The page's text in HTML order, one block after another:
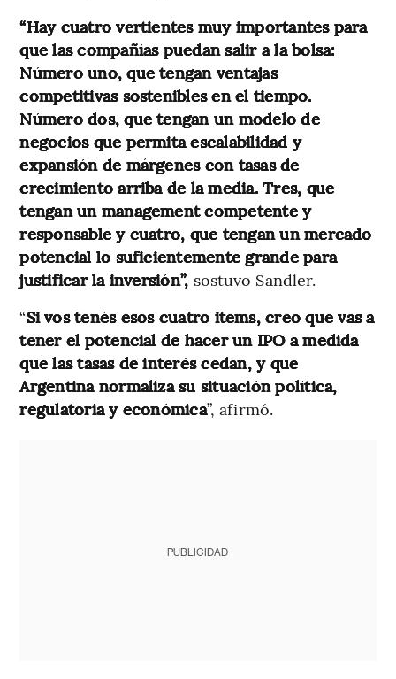
“Hay cuatro vertientes muy importantes para
que las compañías puedan salir a la bolsa:
Número uno, que tengan ventajas
competitivas sostenibles en el tiempo.
Número dos, que tengan un modelo de
negocios que permita escalabilidad y
expansión de márgenes con tasas de
crecimiento arriba de la media. Tres, que
tengan un management competente y
responsable y cuatro, que tengan un mercado
potencial lo suficientemente grande para
justificar la inversión”, sostuvo Sandler.
“Si vos tenés esos cuatro items, creo que vas a
tener el potencial de hacer un IPO a medida
que las tasas de interés cedan, y que
Argentina normaliza su situación política,
regulatoria y económica”, afirmó.
PUBLICIDAD